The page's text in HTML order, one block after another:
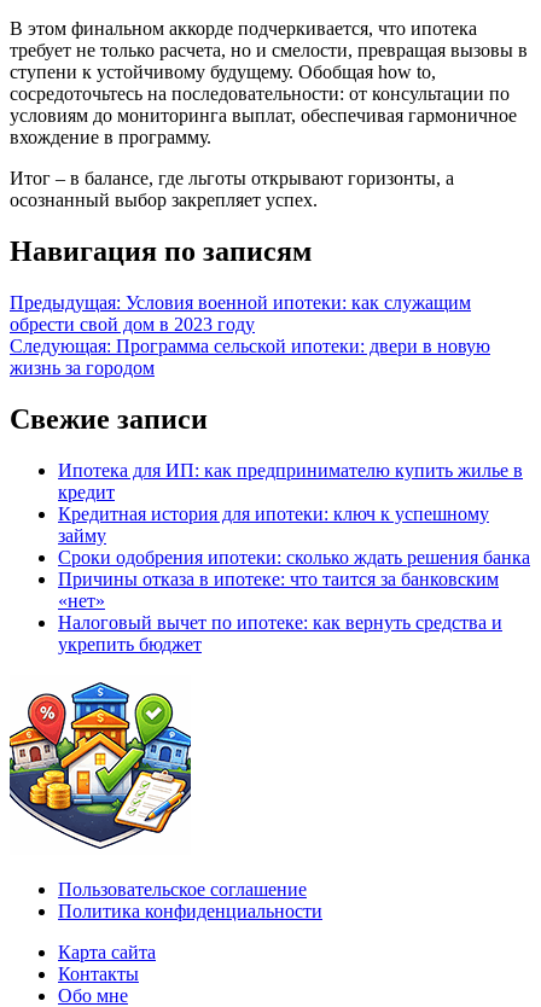
В этом финальном аккорде подчеркивается, что ипотека
требует не только расчета, но и смелости, превращая вызовы в
ступени к устойчивому будущему. Обобщая how to,
сосредоточьтесь на последовательности: от консультации по
условиям до мониторинга выплат, обеспечивая гармоничное
вхождение в программу.
Итог – в балансе, где льготы открывают горизонты, а
осознанный выбор закрепляет успех.
Навигация по записям
Предыдущая: Условия военной ипотеки: как служащим
обрести свой дом в 2023 году
Следующая: Программа сельской ипотеки: двери в новую
жизнь за городом
Свежие записи
Ипотека для ИП: как предпринимателю купить жилье в
кредит
Кредитная история для ипотеки: ключ к успешному
займу
Сроки одобрения ипотеки: сколько ждать решения банка
Причины отказа в ипотеке: что таится за банковским
«нет»
Налоговый вычет по ипотеке: как вернуть средства и
укрепить бюджет
Пользовательское соглашение
Политика конфиденциальности
Карта сайта
Контакты
Обо мне